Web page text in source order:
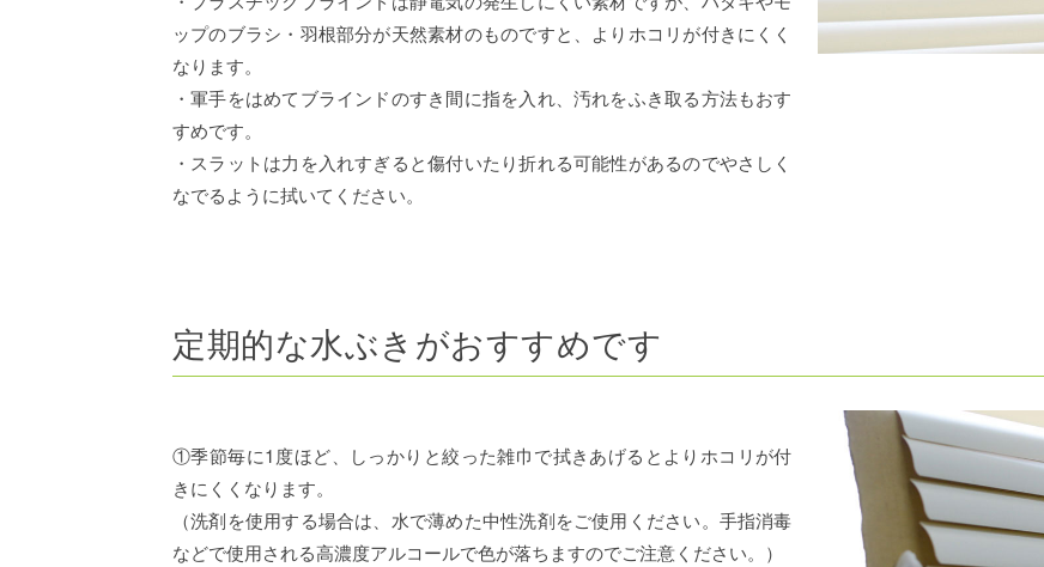
ップのブラシ・羽根部分が天然素材のものですと、よりホコリが付きにくく
なります。
・軍手をはめてブラインドのすき間に指を入れ、汚れをふき取る方法もおす
すめです。
・スラットは力を入れすぎると傷付いたり折れる可能性があるのでやさしく
なでるように拭いてください。
定期的な水ぶきがおすすめです
①季節毎に1度ほど、しっかりと絞った雑巾で拭きあげるとよりホコリが付
きにくくなります。
（洗剤を使用する場合は、水で薄めた中性洗剤をご使用ください。手指消毒
などで使用される高濃度アルコールで色が落ちますのでご注意ください。）